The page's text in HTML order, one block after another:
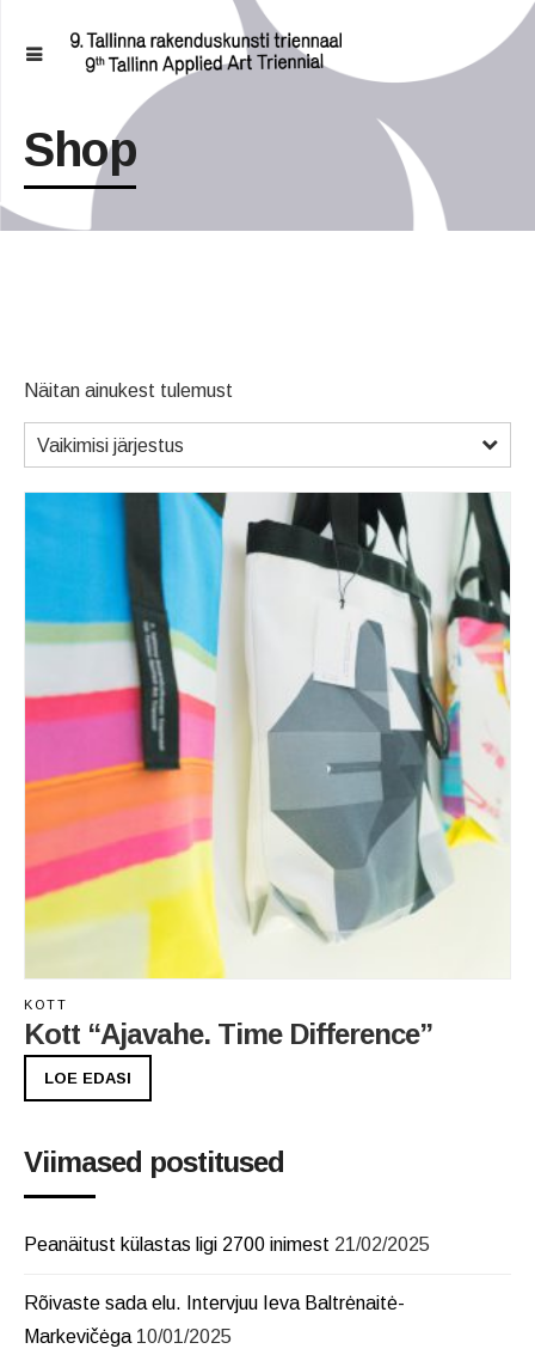
Shop
Näitan ainukest tulemust
Vaikimisi järjestus
KOTT
Kott “Ajavahe. Time Difference”
LOE EDASI
Viimased postitused
Peanäitust külastas ligi 2700 inimest 21/02/2025
Rõivaste sada elu. Intervjuu Ieva Baltrėnaitė-
Markevičėga 10/01/2025